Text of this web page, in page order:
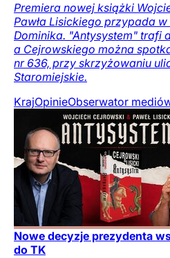
Premiera nowej książki
Pawła Lisickiego przypada
Dominika. "Antysystem" trafi
a Cejrowskiego można
nr 636, przy skrzyżowaniu
Staromiejskie.
KrajOpinieObserwator
Nowe decyzje prezydenta
do TK